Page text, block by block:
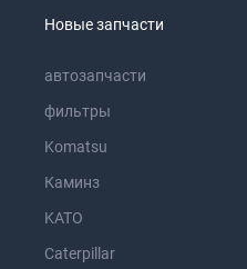
Новые запчасти
автозапчасти
фильтры
Komatsu
Каминз
KATO
Caterpillar